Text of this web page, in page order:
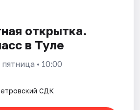
открытка.
в Туле
пятница • 10:00
СДК